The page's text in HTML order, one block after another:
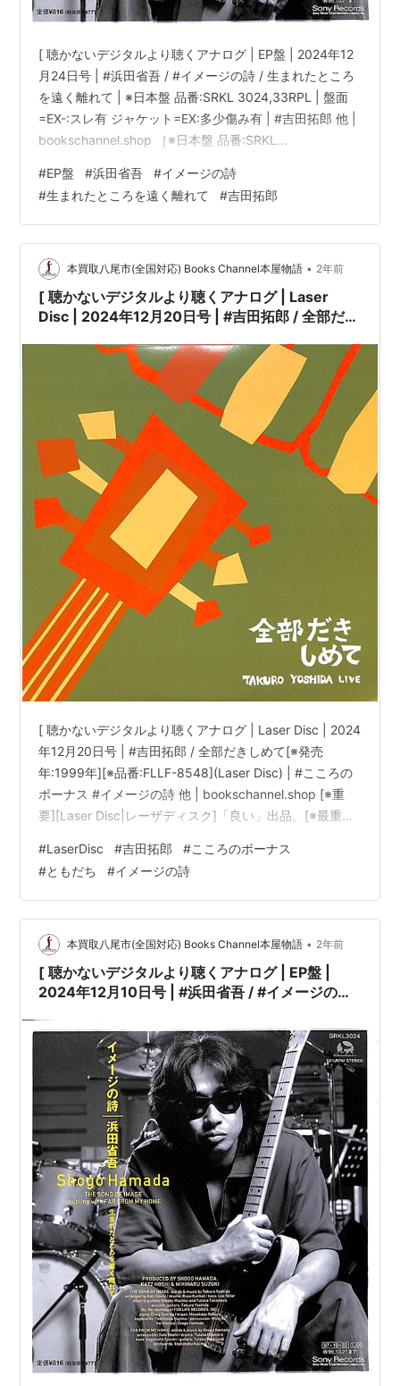
[ 聴かないデジタルより聴くアナログ | EP盤 | 2024年12
月24日号 | #浜田省吾 / #イメージの詩 / 生まれたところ
を遠く離れて | ※日本盤 品番:SRKL 3024,33RPL | 盤面
=EX-:スレ有 ジャケット=EX:多少傷み有 | #吉田拓郎 他 |
bookschannel.shop ［※日本盤 品番:SRKL
=EX:多少傷み有|二ヶ所、小さい凹みキズ有］［※ビニー
ル外袋 保護袋を新品交換して配送致します］［店舗併売
の為、時間差で売切れの場合がございます。何卒ご了承
の上ご注文をお願い申し上げます］ […
#EP盤 #浜田省吾 #イメージの詩
#生まれたところを遠く離れて #吉田拓郎
本買取八尾市(全国対応) Books Channel本屋物語 • 2年前
[ 聴かないデジタルより聴くアナログ | Laser
Disc | 2024年12月20日号 | #吉田拓郎 / 全部だき
(Laser Disc) | #こころのボーナス #イメージの詩
[ 聴かないデジタルより聴くアナログ | Laser Disc | 2024
年12月20日号 | #吉田拓郎 / 全部だきしめて[※発売
年:1999年][※品番:FLLF-8548](Laser Disc) | #こころの
ボーナス #イメージの詩 他 | bookschannel.shop [※重
要][Laser Disc|レーザディスク]「良い」出品。[※最重要|
す。[※注意]DVD/Blu-ray Disc/LPレコードではございま
せん。][※発売年:1999年][※品番:FLLF-8548][※会社:フォ
ーライフレコード][※E…
#LaserDisc #吉田拓郎 #こころのボーナス
#ともだち #イメージの詩
本買取八尾市(全国対応) Books Channel本屋物語 • 2年前
[ 聴かないデジタルより聴くアナログ | EP盤 |
2024年12月10日号 | #浜田省吾 / #イメージの詩 /
番:SRKL 3024,33RPL | 盤面=EX-:スレ有 ジャケ
ット=EX:多少傷み有 | #吉田拓郎 他 |